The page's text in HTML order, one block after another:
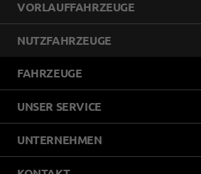
VORLAUFFAHRZEUGE
NUTZFAHRZEUGE
FAHRZEUGE
UNSER SERVICE
UNTERNEHMEN